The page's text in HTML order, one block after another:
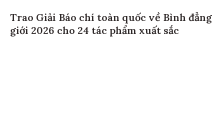
Trao Giải Báo chí toàn quốc về Bình đẳng
giới 2026 cho 24 tác phẩm xuất sắc